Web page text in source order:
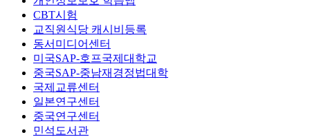
CBT시험
교직원식당 캐시비등록
동서미디어센터
미국SAP-호프국제대학교
중국SAP-중남재경정법대학
국제교류센터
일본연구센터
중국연구센터
민석도서관